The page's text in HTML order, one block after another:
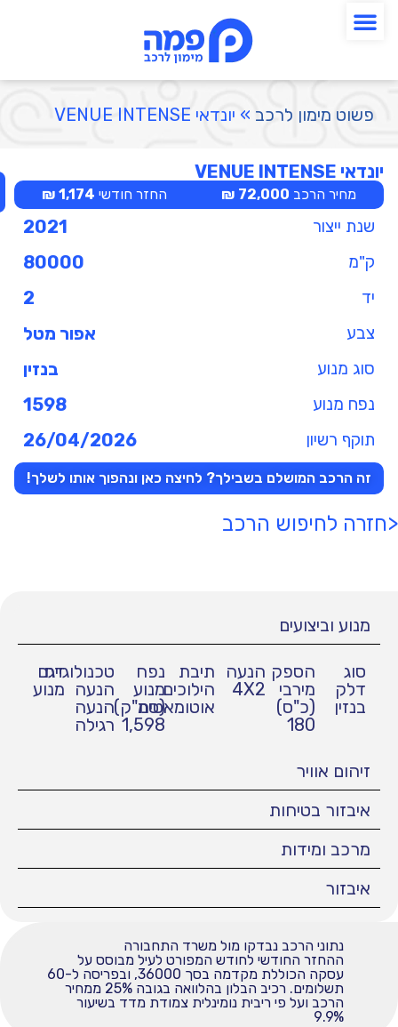
פשוט מימון לרכב » יונדאי VENUE INTENSE
יונדאי VENUE INTENSE
מחיר הרכב 72,000 ₪ החזר חודשי 1,174 ₪
שנת ייצור 2021
ק"מ 80000
יד 2
צבע אפור מטל
סוג מנוע בנזין
נפח מנוע 1598
תוקף רשיון 26/04/2026
זה הרכב המושלם בשבילך? לחיצה כאן ונהפוך אותו לשלך!
<חזרה לחיפוש הרכב
מנוע וביצועים
סוג
דלק
בנזין
הספק
מירבי
(כ"ס)
180
הנעה
4X2
תיבת
הילוכים
אוטומאטית
נפח
מנוע
(סמ"ק)
1,598
טכנולוגיית
הנעה
הנעה
רגילה
דגם
מנוע
זיהום אוויר
איבזור בטיחות
מרכב ומידות
איבזור
נתוני הרכב נבדקו מול משרד התחבורה
ההחזר החודשי לחודש המפורט לעיל מבוסס על
עסקה הכוללת מקדמה בסך 36000, ובפריסה ל-60
תשלומים. רכיב הבלון בהלוואה בגובה 25% ממחיר
הרכב ועל פי ריבית נומינלית צמודת מדד בשיעור
9.9%